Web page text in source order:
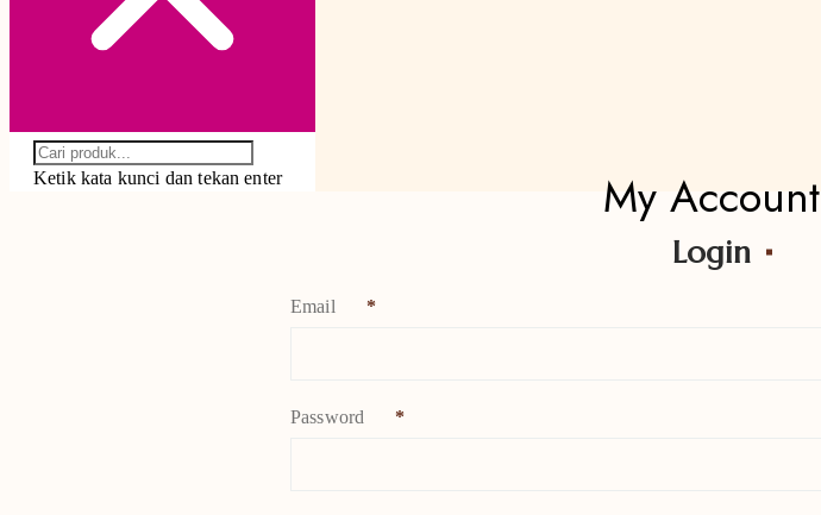
Ketik kata kunci dan tekan enter My Account
Login
Email *
Password *